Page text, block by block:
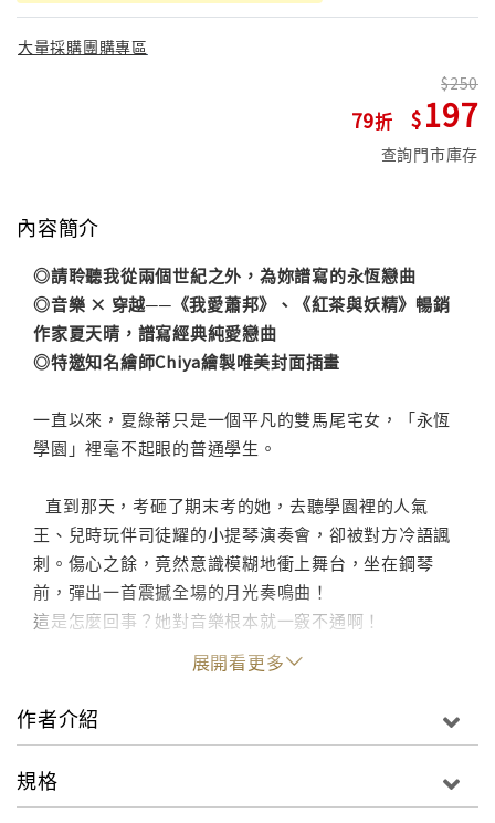
大量採購團購專區
79
250
197
查詢門市庫存
內容簡介
◎請聆聽我從兩個世紀之外，為妳譜寫的永恆戀曲
◎音樂 × 穿越──《我愛蕭邦》、《紅茶與妖精》暢銷
作家夏天晴，譜寫經典純愛戀曲
◎特邀知名繪師Chiya繪製唯美封面插畫
一直以來，夏綠蒂只是一個平凡的雙馬尾宅女，「永恆
學園」裡毫不起眼的普通學生。
直到那天，考砸了期末考的她，去聽學園裡的人氣
王、兒時玩伴司徒耀的小提琴演奏會，卻被對方冷語諷
刺。傷心之餘，竟然意識模糊地衝上舞台，坐在鋼琴
前，彈出一首震撼全場的月光奏鳴曲！
這是怎麼回事？她對音樂根本就一竅不通啊！
夏綠蒂清醒過來，還沒有從震驚中緩過神，眼前居然出
現了一個半透明的陌生男人，開口對她說……
「吾乃路德維希．范．貝多芬！」
展開看更多
作者介紹
規格